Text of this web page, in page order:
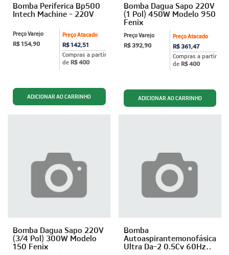
Bomba Periferica Bp500
Intech Machine - 220V
Preço Atacado
R$ 142,51
Compras a partir
de R$ 400
Preço Varejo
R$ 154,90
Bomba Dagua Sapo 220V
(1 Pol) 450W Modelo 950
Fenix
Preço Atacado
R$ 361,47
Compras a partir
de R$ 400
Preço Varejo
R$ 392,90
Bomba Dagua Sapo 220V
(3/4 Pol) 300W Modelo
150 Fenix
Bomba
Autoaspirantemonofásica
Ultra Da-2 0.5Cv 60Hz